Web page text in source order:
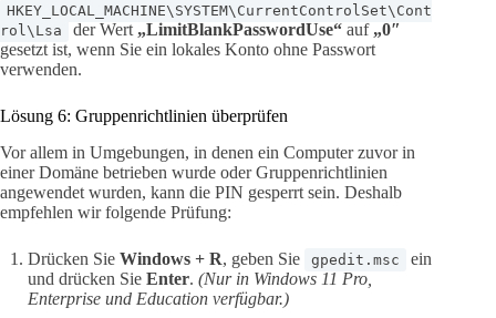
HKEY_LOCAL_MACHINE\SYSTEM\CurrentControlSet\Cont
rol\Lsa
der Wert „LimitBlankPasswordUse“ auf „0″
gesetzt ist, wenn Sie ein lokales Konto ohne Passwort
verwenden.
Lösung 6: Gruppenrichtlinien überprüfen
Vor allem in Umgebungen, in denen ein Computer zuvor in
einer Domäne betrieben wurde oder Gruppenrichtlinien
angewendet wurden, kann die PIN gesperrt sein. Deshalb
empfehlen wir folgende Prüfung:
Drücken Sie Windows + R, geben Sie gpedit.msc
ein
und drücken Sie Enter. (Nur in Windows 11 Pro,
Enterprise und Education verfügbar.)